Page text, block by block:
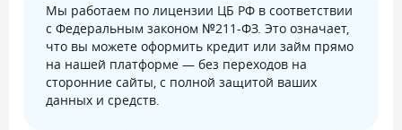
Мы работаем по лицензии ЦБ РФ в соответствии
с Федеральным законом №211-ФЗ. Это означает,
что вы можете оформить кредит или займ прямо
на нашей платформе — без переходов на
сторонние сайты, с полной защитой ваших
данных и средств.